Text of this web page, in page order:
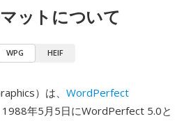
ットについて
WPG HEIF
）は、 WordPerfect
1988年5月5日にWordPerfect 5.0と